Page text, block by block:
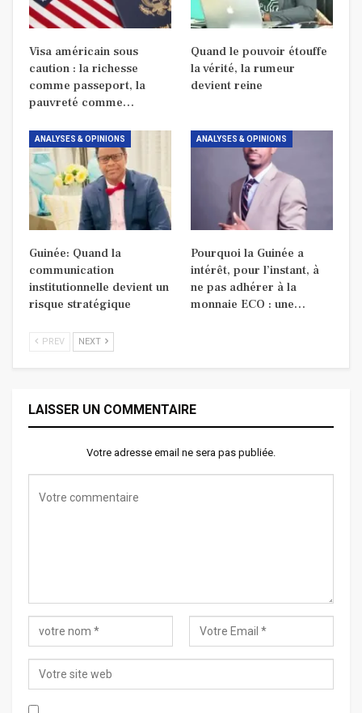
Visa américain sous
caution : la richesse
comme passeport, la
pauvreté comme…
Quand le pouvoir étouffe
la vérité, la rumeur
devient reine
ANALYSES & OPINIONS
Guinée: Quand la
communication
institutionnelle devient un
risque stratégique
ANALYSES & OPINIONS
Pourquoi la Guinée a
intérêt, pour l’instant, à
ne pas adhérer à la
monnaie ECO : une…
PREV NEXT
LAISSER UN COMMENTAIRE
Votre adresse email ne sera pas publiée.